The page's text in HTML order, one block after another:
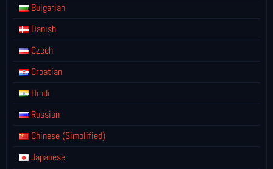
Bulgarian
Danish
Czech
Croatian
Hindi
Russian
Chinese (Simplified)
Japanese